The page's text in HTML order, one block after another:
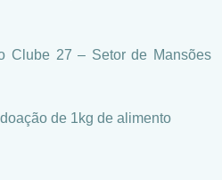
Clube 27 – Setor de Mansões
de 1kg de alimento